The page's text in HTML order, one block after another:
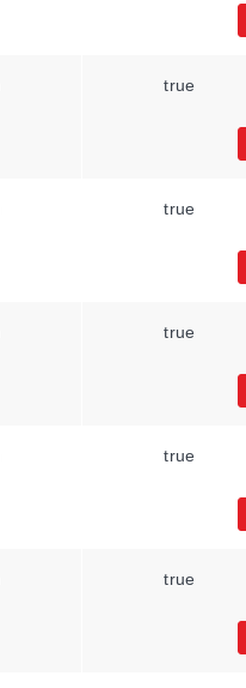
true
true
true
true
true